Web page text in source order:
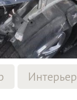
Интерьер